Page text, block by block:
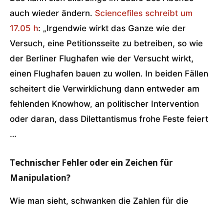
auch wieder ändern. Sciencefiles schreibt um
17.05 h: „Irgendwie wirkt das Ganze wie der
Versuch, eine Petitionsseite zu betreiben, so wie
der Berliner Flughafen wie der Versucht wirkt,
einen Flughafen bauen zu wollen. In beiden Fällen
scheitert die Verwirklichung dann entweder am
fehlenden Knowhow, an politischer Intervention
oder daran, dass Dilettantismus frohe Feste feiert
…
Technischer Fehler oder ein Zeichen für
Manipulation?
Wie man sieht, schwanken die Zahlen für die